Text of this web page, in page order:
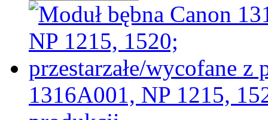
1316A001, NP 1215,